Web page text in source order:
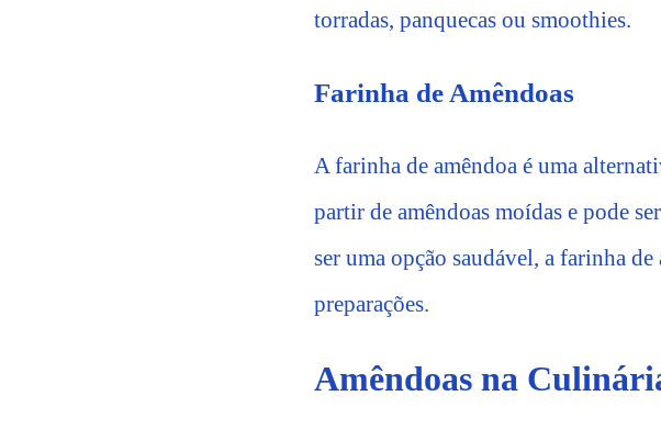
torradas, panquecas ou smoothies.
Farinha de Amêndoas
A farinha de amêndoa é uma
partir de amêndoas moídas e pode
ser uma opção saudável, a farinha
preparações.
Amêndoas na